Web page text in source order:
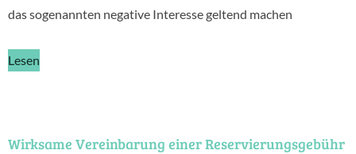
das sogenannten negative Interesse geltend machen
Lesen
Wirksame Vereinbarung einer Reservierungsgebühr